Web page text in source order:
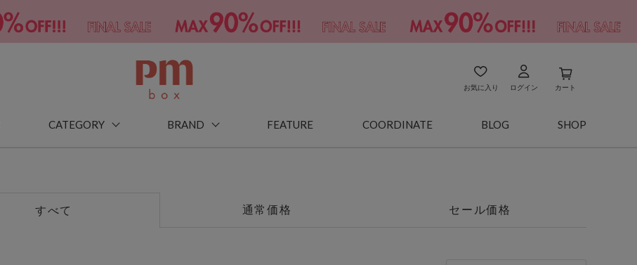
お気に入り ログイン カート
CATEGORY BRAND FEATURE COORDINATE BLOG SHOP
すべて 通常価格 セール価格